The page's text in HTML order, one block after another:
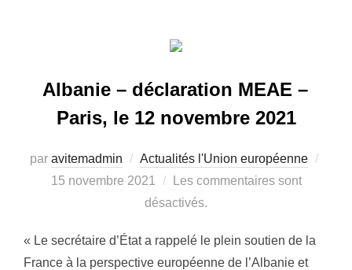
Albanie – déclaration MEAE –
Paris, le 12 novembre 2021
par avitemadmin Actualités l'Union européenne
15 novembre 2021
Les commentaires sont
désactivés.
« Le secrétaire d’État a rappelé le plein soutien de la
France à la perspective européenne de l’Albanie et